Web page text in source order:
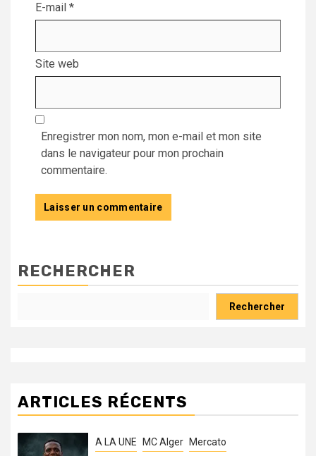
E-mail *
Site web
Enregistrer mon nom, mon e-mail et mon site
dans le navigateur pour mon prochain
commentaire.
RECHERCHER
Rechercher
ARTICLES RÉCENTS
A LA UNE MC Alger Mercato